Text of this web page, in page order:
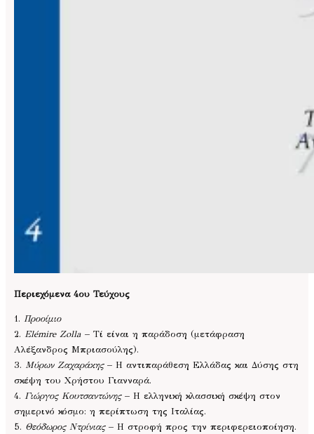
Περιεχόμενα 4ου Τεύχους
1. Προοίμιο
2. Elémire Zolla – Τί είναι η παράδοση (μετάφραση
Αλέξανδρος Μπριασούλης).
3. Μύρων Ζαχαράκης– Η αντιπαράθεση Ελλάδας και Δύσης στη
σκέψη του Χρήστου Γιανναρά.
4. Γιώργος Κουτσαντώνης– Η ελληνική κλασσική σκέψη στον
σημερινό κόσμο: η περίπτωση της Ιταλίας.
5. Θεόδωρος Ντρίνιας– Η στροφή προς την περιφερειοποίηση.